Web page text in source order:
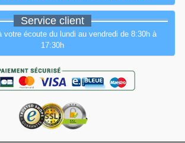
Service client
votre écoute du lundi au vendredi de 8:30h à
17:30h